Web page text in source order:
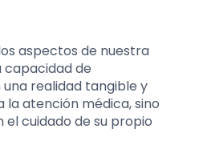
aspectos de nuestra
capacidad de
realidad tangible y
la atención médica, sino
cuidado de su propio